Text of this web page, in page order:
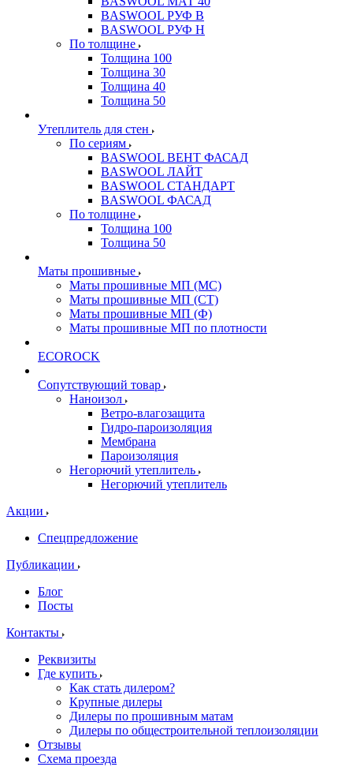
BASWOOL РУФ В
BASWOOL РУФ Н
По толщине
Толщина 100
Толщина 30
Толщина 40
Толщина 50
Утеплитель для стен
По сериям
BASWOOL ВЕНТ ФАСАД
BASWOOL ЛАЙТ
BASWOOL СТАНДАРТ
BASWOOL ФАСАД
По толщине
Толщина 100
Толщина 50
Маты прошивные
Маты прошивные МП (МС)
Маты прошивные МП (СТ)
Маты прошивные МП (Ф)
Маты прошивные МП по плотности
ECOROCK
Сопутствующий товар
Наноизол
Ветро-влагозащита
Гидро-пароизоляция
Мембрана
Пароизоляция
Негорючий утеплитель
Негорючий утеплитель
Акции
Спецпредложение
Публикации
Блог
Посты
Контакты
Реквизиты
Где купить
Как стать дилером?
Крупные дилеры
Дилеры по прошивным матам
Дилеры по общестроительной теплоизоляции
Отзывы
Схема проезда